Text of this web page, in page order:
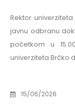
Rektor univerziteta
javnu odbranu
početkom u
univerziteta Brčko
15/06/2026